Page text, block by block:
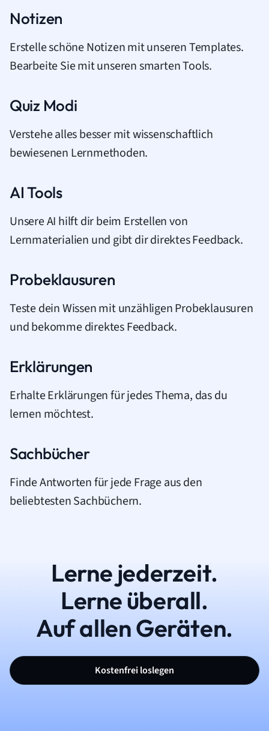
Notizen
Erstelle schöne Notizen mit unseren Templates.
Bearbeite Sie mit unseren smarten Tools.
Quiz Modi
Verstehe alles besser mit wissenschaftlich
bewiesenen Lernmethoden.
AI Tools
Unsere AI hilft dir beim Erstellen von
Lernmaterialien und gibt dir direktes Feedback.
Probeklausuren
Teste dein Wissen mit unzähligen Probeklausuren
und bekomme direktes Feedback.
Erklärungen
Erhalte Erklärungen für jedes Thema, das du
lernen möchtest.
Sachbücher
Finde Antworten für jede Frage aus den
beliebtesten Sachbüchern.
Lerne jederzeit.
Lerne überall.
Auf allen Geräten.
Kostenfrei loslegen